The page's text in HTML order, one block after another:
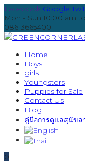
Facebook Google
Mon - Sun 10:00 am
086-3665400
Home
Boys
girls
Youngsters
Puppies for Sale
Contact Us
Blog 1
คู่มือการดูแลสุนัขล
0